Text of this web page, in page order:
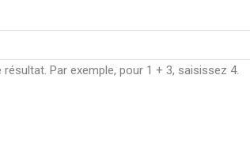
Par exemple, pour 1 + 3, saisissez 4.